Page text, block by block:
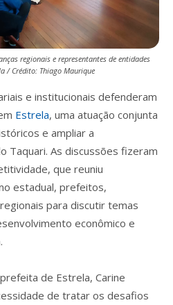
regionais e representantes de entidades
/ Crédito: Thiago Maurique
e institucionais defenderam
Estrela, uma atuação conjunta
e ampliar a
Taquari. As discussões fizeram
que reuniu
estadual, prefeitos,
para discutir temas
econômico e
de Estrela, Carine
de tratar os desafios